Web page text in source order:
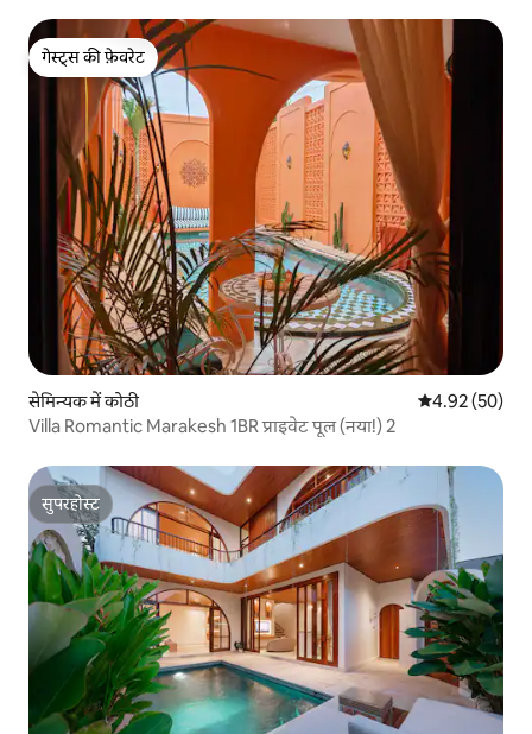
गेस्ट्स की फ़ेवरेट
गेस्ट्स की फ़ेवरेट
सेमिन्यक में कोठी औसत रेटिंग 5 में
4.92 (50)
Villa Romantic Marakesh 1BR प्राइवेट पूल (नया!) 2
सुपरहोस्ट
सुपरहोस्ट